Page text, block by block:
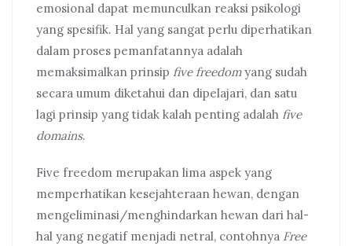
emosional dapat memunculkan reaksi psikologi
yang spesifik. Hal yang sangat perlu diperhatikan
dalam proses pemanfatannya adalah
memaksimalkan prinsip five freedomyang sudah
secara umum diketahui dan dipelajari, dan satu
lagi prinsip yang tidak kalah penting adalah five
domains.
Five freedom merupakan lima aspek yang
memperhatikan kesejahteraan hewan, dengan
mengeliminasi/menghindarkan hewan dari hal-
hal yang negatif menjadi netral, contohnya Free